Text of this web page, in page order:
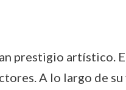
prestigio artístico.
A lo largo de